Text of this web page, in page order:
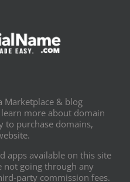
Marketplace & blog
more about domain
to purchase domains,
apps available on this site
not going through any
party commission fees.